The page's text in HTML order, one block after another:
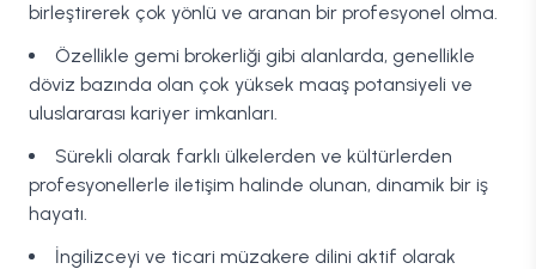
birleştirerek çok yönlü ve aranan bir profesyonel olma.
Özellikle gemi brokerliği gibi alanlarda, genellikle
döviz bazında olan çok yüksek maaş potansiyeli ve
uluslararası kariyer imkanları.
Sürekli olarak farklı ülkelerden ve kültürlerden
profesyonellerle iletişim halinde olunan, dinamik bir iş
hayatı.
İngilizceyi ve ticari müzakere dilini aktif olarak